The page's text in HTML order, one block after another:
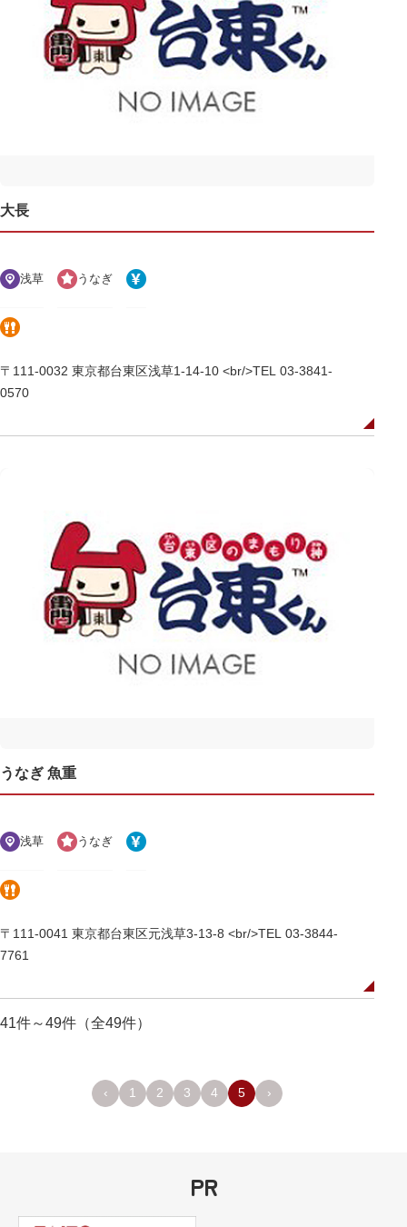
大長
浅草 うなぎ
〒111-0032 東京都台東区浅草1-14-10 <br/>TEL 03-3841-
0570
うなぎ 魚重
浅草 うなぎ
〒111-0041 東京都台東区元浅草3-13-8 <br/>TEL 03-3844-
7761
41件～49件（全49件）
‹ 1 2 3 4 5 ›
PR